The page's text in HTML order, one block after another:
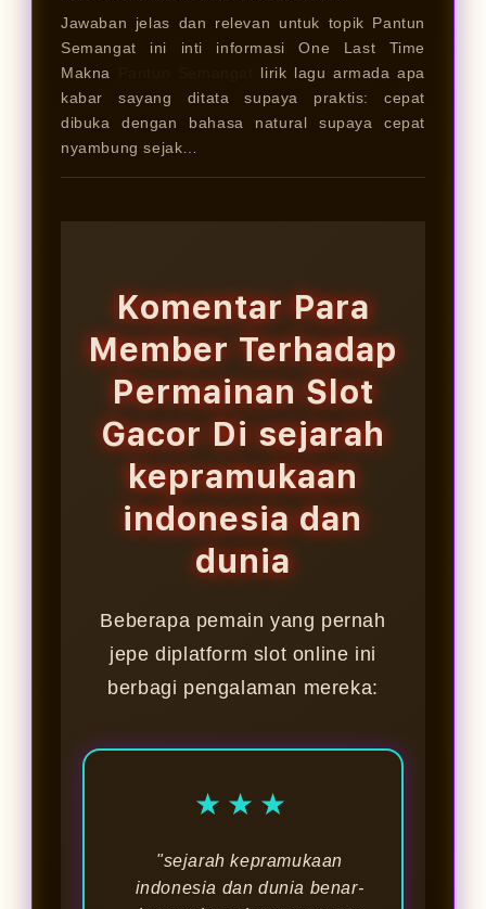
Jawaban jelas dan relevan untuk topik Pantun
Semangat ini inti informasi One Last Time
Makna
lirik lagu armada apa
kabar sayang ditata supaya praktis: cepat
dibuka dengan bahasa natural supaya cepat
nyambung sejak…
Komentar Para
Member Terhadap
Permainan Slot
Gacor Di sejarah
kepramukaan
indonesia dan
dunia
Beberapa pemain yang pernah
jepe diplatform slot online ini
berbagi pengalaman mereka:
★★★
"sejarah kepramukaan
indonesia dan dunia benar-